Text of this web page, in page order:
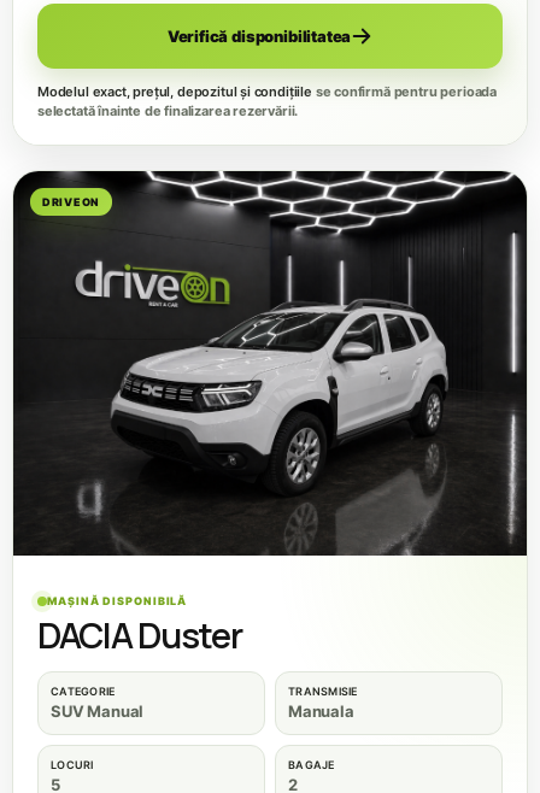
Verifică disponibilitatea
Modelul exact, prețul, depozitul și condițiile se confirmă pentru perioada
selectată înainte de finalizarea rezervării.
MAȘINĂ DISPONIBILĂ
DACIA Duster
CATEGORIE
SUV Manual
TRANSMISIE
Manuala
LOCURI
5
BAGAJE
2